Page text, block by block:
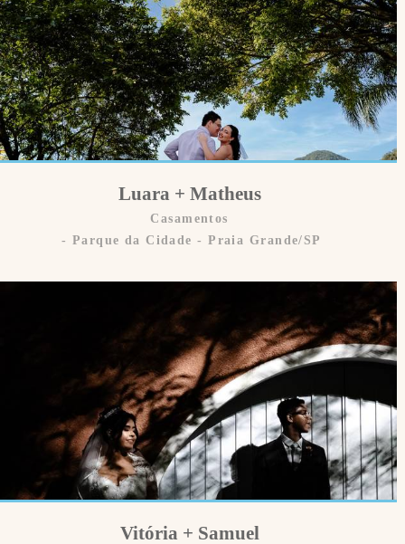
Luara + Matheus
Casamentos
Parque da Cidade - Praia Grande/SP
Vitória + Samuel